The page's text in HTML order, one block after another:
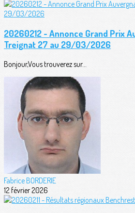
20260212 - Annonce Grand Prix
Treignat 27 au 29/03/2026
Bonjour,Vous trouverez sur...
Fabrice BORDERIE
12 février 2026